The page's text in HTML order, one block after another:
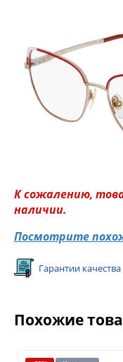
К сожалению,
наличии.
Посмотрите
Гарантии качества
Похожие